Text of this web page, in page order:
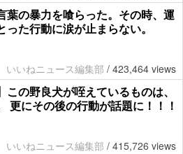
葉の暴力を喰らった。その時、運
った行動に涙が止まらない。
いいねニュース編集部 / 423,464 views
この野良犬が咥えているものは、
更にその後の行動が話題に！！！
いいねニュース編集部 / 415,726 views